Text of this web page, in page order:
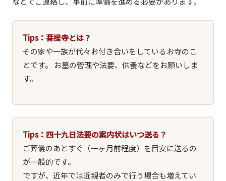
Tips：菩提寺とは？
その家や一族が代々お付き合いをしているお寺のこ
とです。 お墓の管理や法要、供養などをお願いしま
す。
Tips：四十九日法要の案内状はいつ送る？
ご葬儀のあとすぐ（一ヶ月前程度）を目安に送るの
が一般的です。
ですが、近年では近親者のみで行う場合も増えてい